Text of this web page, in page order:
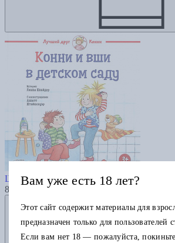
Конни
Шнайдер Л.
825
Вам уже есть 18 лет?
Этот сайт содержит материалы для
предназначен только для пользователей
Если вам нет 18 — пожалуйста, покиньте